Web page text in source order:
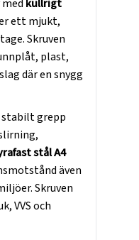
kullrigt
ett mjukt,
Skruven
plast,
där en snygg
grepp
stål A4
även
Skruven
VVS och